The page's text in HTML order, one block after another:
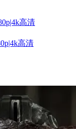
高清
高清